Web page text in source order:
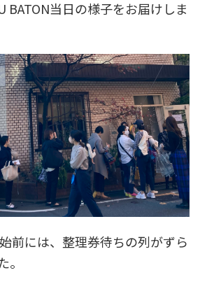
BATON当日の様子をお届けしま
前には、整理券待ちの列がずら